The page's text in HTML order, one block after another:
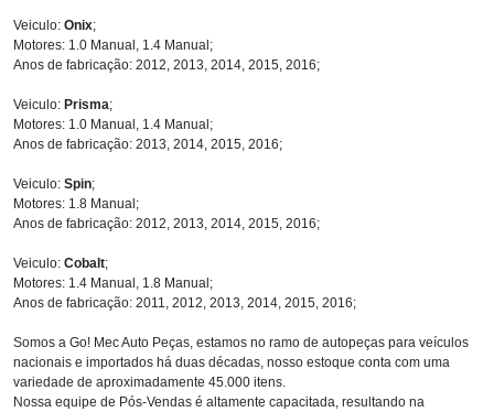
Veiculo: Onix;
Motores: 1.0 Manual, 1.4 Manual;
Anos de fabricação: 2012, 2013, 2014, 2015, 2016;
Veiculo: Prisma;
Motores: 1.0 Manual, 1.4 Manual;
Anos de fabricação: 2013, 2014, 2015, 2016;
Veiculo: Spin;
Motores: 1.8 Manual;
Anos de fabricação: 2012, 2013, 2014, 2015, 2016;
Veiculo: Cobalt;
Motores: 1.4 Manual, 1.8 Manual;
Anos de fabricação: 2011, 2012, 2013, 2014, 2015, 2016;
Somos a Go! Mec Auto Peças, estamos no ramo de autopeças para veículos
nacionais e importados há duas décadas, nosso estoque conta com uma
variedade de aproximadamente 45.000 itens.
Nossa equipe de Pós-Vendas é altamente capacitada, resultando na